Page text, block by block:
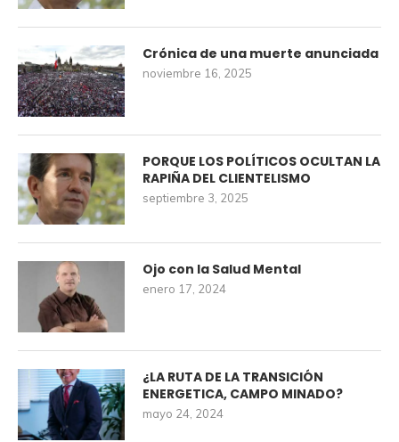
Crónica de una muerte anunciada
noviembre 16, 2025
PORQUE LOS POLÍTICOS OCULTAN LA
RAPIÑA DEL CLIENTELISMO
septiembre 3, 2025
Ojo con la Salud Mental
enero 17, 2024
¿LA RUTA DE LA TRANSICIÓN
ENERGETICA, CAMPO MINADO?
mayo 24, 2024